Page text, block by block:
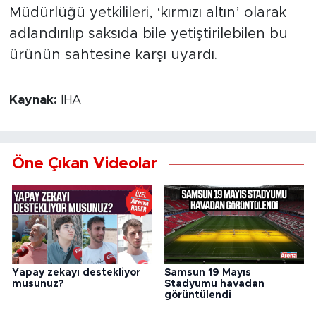
Müdürlüğü yetkilileri, ‘kırmızı altın’ olarak
adlandırılıp saksıda bile yetiştirilebilen bu
ürünün sahtesine karşı uyardı.
Kaynak: İHA
Öne Çıkan Videolar
Yapay zekayı destekliyor
musunuz?
Samsun 19 Mayıs
Stadyumu havadan
görüntülendi